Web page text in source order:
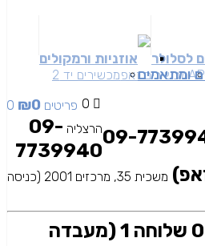
לסלולר אוזניות ורמקולים
מכשירים זאפמכשירים יד 2 ומתאמים
0 0 פריטים ₪0
הרצליה 09-
7739940
משכית 35, מרכזים 2001 (כניסה
09-7739940 שלוחה 1 (מעבדה